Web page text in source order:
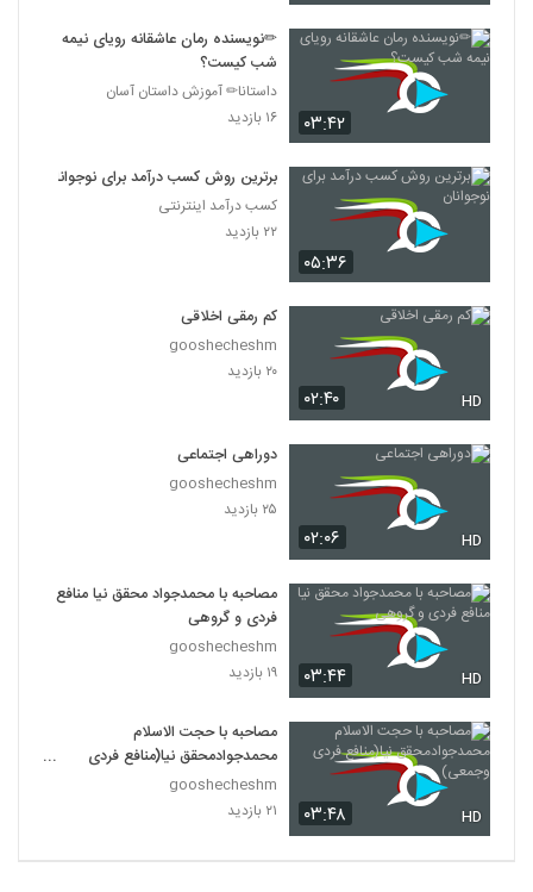
۰۳:۴۲
✏نویسنده رمان عاشقانه رویای نیمه
شب کیست؟
داستانا✏ آموزش داستان آسان
۱۶ بازدید
۰۵:۳۶
برترین روش کسب درآمد برای نوجوانان
کسب درآمد اینترنتی
۲۲ بازدید
۰۲:۴۰ HD
کم رمقی اخلاقی
gooshecheshm
۲۰ بازدید
۰۲:۰۶ HD
دوراهی اجتماعی
gooshecheshm
۲۵ بازدید
۰۳:۴۴ HD
مصاحبه با محمدجواد محقق نیا منافع
فردی و گروهی
gooshecheshm
۱۹ بازدید
۰۳:۴۸ HD
مصاحبه با حجت الاسلام
محمدجوادمحقق نیا(منافع فردی
وجمعی)
gooshecheshm
۲۱ بازدید